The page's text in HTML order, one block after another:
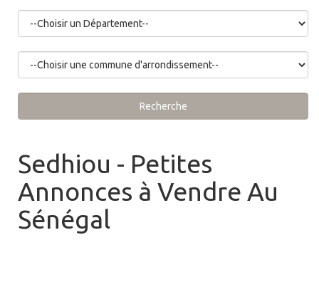
Recherche
Sedhiou - Petites
Annonces à Vendre Au
Sénégal